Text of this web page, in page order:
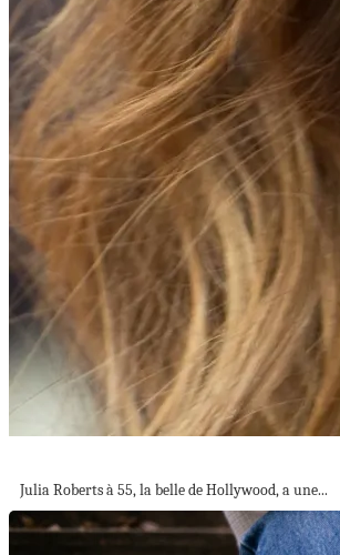
Julia Roberts à 55, la belle de Hollywood, a une...